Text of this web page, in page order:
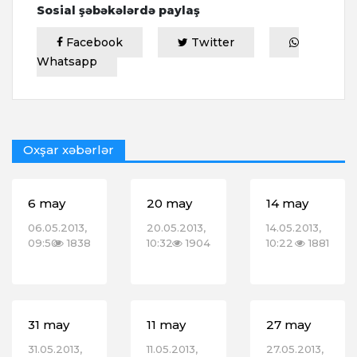
Sosial şəbəkələrdə paylaş
Facebook
Twitter
Whatsapp
Oxşar xəbərlər
6 may
06.05.2013,
09:50
1838
20 may
20.05.2013,
10:32
1904
14 may
14.05.2013,
10:22
1881
31 may
31.05.2013,
11 may
11.05.2013,
27 may
27.05.2013,